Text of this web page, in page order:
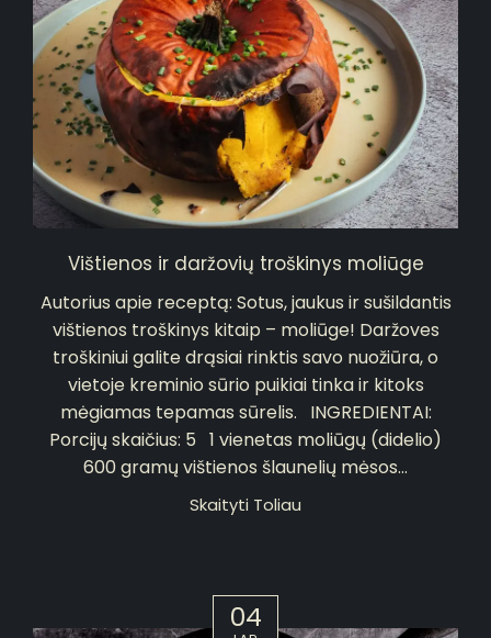
Vištienos ir daržovių troškinys moliūge
Autorius apie receptą: Sotus, jaukus ir sušildantis
vištienos troškinys kitaip – moliūge! Daržoves
troškiniui galite drąsiai rinktis savo nuožiūra, o
vietoje kreminio sūrio puikiai tinka ir kitoks
mėgiamas tepamas sūrelis. INGREDIENTAI:
Porcijų skaičius: 5 1 vienetas moliūgų (didelio)
600 gramų vištienos šlaunelių mėsos...
Skaityti Toliau
04